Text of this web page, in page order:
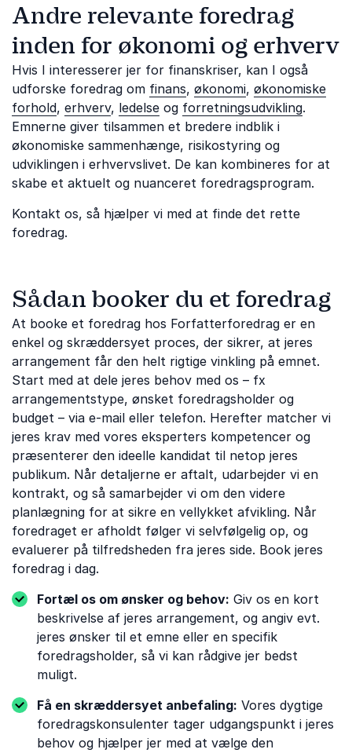
Andre relevante foredrag
inden for økonomi og erhverv
Hvis I interesserer jer for finanskriser, kan I også
udforske foredrag om finans, økonomi, økonomiske
forhold, erhverv, ledelse og forretningsudvikling.
Emnerne giver tilsammen et bredere indblik i
økonomiske sammenhænge, risikostyring og
udviklingen i erhvervslivet. De kan kombineres for at
skabe et aktuelt og nuanceret foredragsprogram.
Kontakt os, så hjælper vi med at finde det rette
foredrag.
Sådan booker du et foredrag
At booke et foredrag hos Forfatterforedrag er en
enkel og skræddersyet proces, der sikrer, at jeres
arrangement får den helt rigtige vinkling på emnet.
Start med at dele jeres behov med os – fx
arrangementstype, ønsket foredragsholder og
budget – via e-mail eller telefon. Herefter matcher vi
jeres krav med vores eksperters kompetencer og
præsenterer den ideelle kandidat til netop jeres
publikum. Når detaljerne er aftalt, udarbejder vi en
kontrakt, og så samarbejder vi om den videre
planlægning for at sikre en vellykket afvikling. Når
foredraget er afholdt følger vi selvfølgelig op, og
evaluerer på tilfredsheden fra jeres side. Book jeres
foredrag i dag.
Fortæl os om ønsker og behov: Giv os en kort
beskrivelse af jeres arrangement, og angiv evt.
jeres ønsker til et emne eller en specifik
foredragsholder, så vi kan rådgive jer bedst
muligt.
Få en skræddersyet anbefaling: Vores dygtige
foredragskonsulenter tager udgangspunkt i jeres
behov og hjælper jer med at vælge den